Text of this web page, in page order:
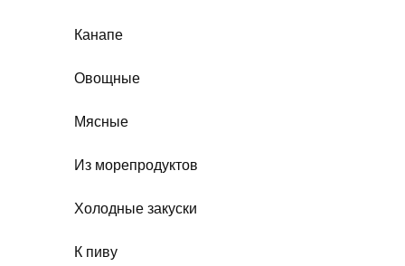
Канапе
Овощные
Мясные
Из морепродуктов
Холодные закуски
К пиву